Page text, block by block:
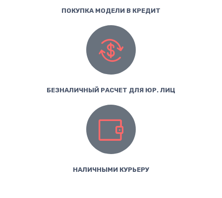
ПОКУПКА МОДЕЛИ В КРЕДИТ
БЕЗНАЛИЧНЫЙ РАСЧЕТ ДЛЯ ЮР. ЛИЦ
НАЛИЧНЫМИ КУРЬЕРУ